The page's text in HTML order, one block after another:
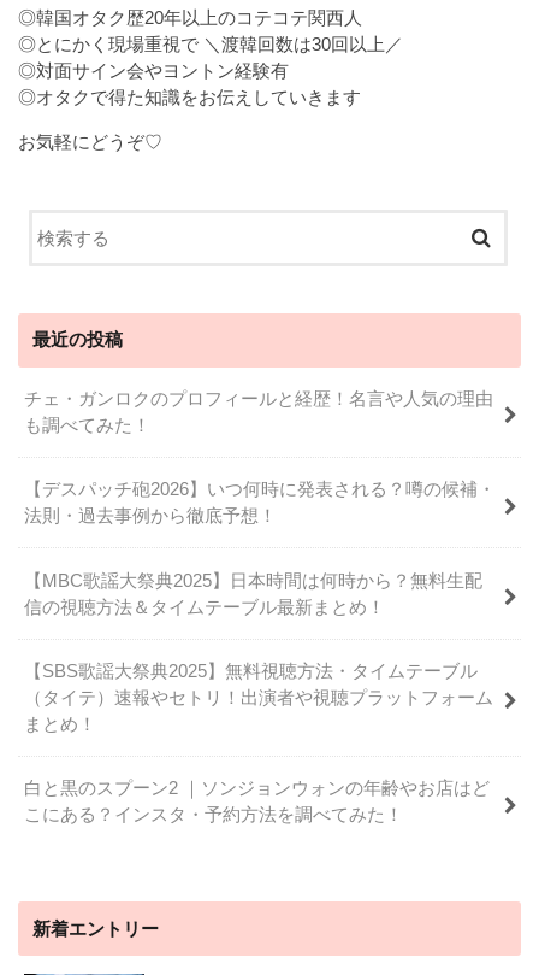
◎韓国オタク歴20年以上のコテコテ関西人
◎とにかく現場重視で ＼渡韓回数は30回以上／
◎対面サイン会やヨントン経験有
◎オタクで得た知識をお伝えしていきます
お気軽にどうぞ♡
最近の投稿
チェ・ガンロクのプロフィールと経歴！名言や人気の理由
も調べてみた！
【デスパッチ砲2026】いつ何時に発表される？噂の候補・
法則・過去事例から徹底予想！
【MBC歌謡大祭典2025】日本時間は何時から？無料生配
信の視聴方法＆タイムテーブル最新まとめ！
【SBS歌謡大祭典2025】無料視聴方法・タイムテーブル
（タイテ）速報やセトリ！出演者や視聴プラットフォーム
まとめ！
白と黒のスプーン2 ｜ソンジョンウォンの年齢やお店はど
こにある？インスタ・予約方法を調べてみた！
新着エントリー